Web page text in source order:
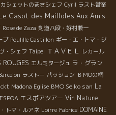
カシェットのまさシェフ Cyril ラスト営業
Casot des Mailloles Aux Amis
Rose de Zaza 剣道八段・好村兼一
ブ Poulille Castillon ギー・エ・トマ・ジ
・シェフ Taipei ＴＡＶＥＬ レカール
エルミタージュ ラ・グラン
ラストー パッション ＢＭОの桐
Madona Eglise BMO Seiko san La
エスポアツアー Vin Nature
トマ・ルアネ Loirre Fabrice DOMAINE